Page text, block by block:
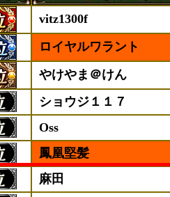
vitz1300f
ロイヤルワラント
やけやま＠けん
ショウジ１１７
Oss
鳳凰堅髪
麻田